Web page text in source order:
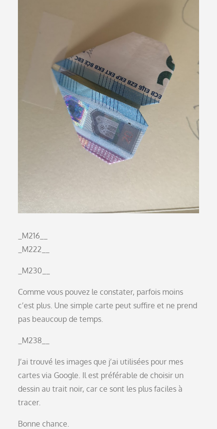
_M216__
_M222__
_M230__
Comme vous pouvez le constater, parfois moins
c’est plus. Une simple carte peut suffire et ne prend
pas beaucoup de temps.
_M238__
J’ai trouvé les images que j’ai utilisées pour mes
cartes via Google. Il est préférable de choisir un
dessin au trait noir, car ce sont les plus faciles à
tracer.
Bonne chance.